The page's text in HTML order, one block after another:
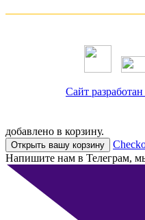
Сайт
добавлено в корзину.
Открыть вашу корзину
Напишите нам в Телеграм,